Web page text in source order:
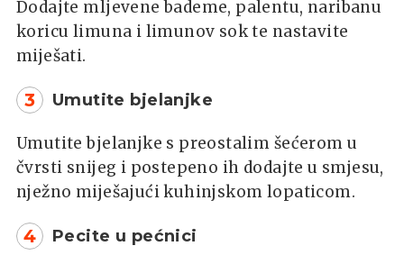
Dodajte mljevene bademe, palentu, naribanu
koricu limuna i limunov sok te nastavite
miješati.
3 Umutite bjelanjke
Umutite bjelanjke s preostalim šećerom u
čvrsti snijeg i postepeno ih dodajte u smjesu,
nježno miješajući kuhinjskom lopaticom.
4 Pecite u pećnici